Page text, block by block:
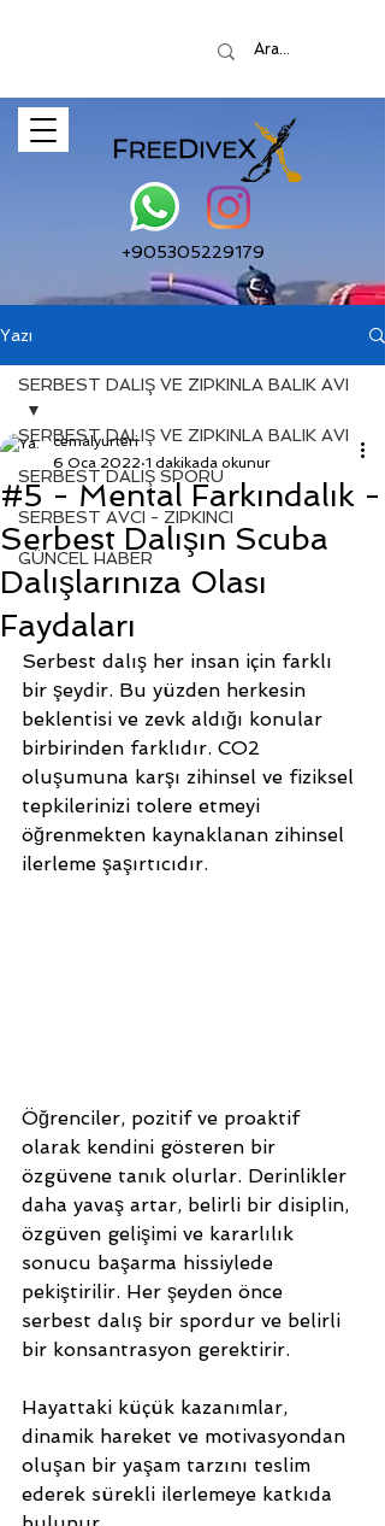
+905305229179
Yazı
SERBEST DALIŞ VE ZIPKINLA BALIK AVI
SERBEST DALIŞ SPORU
SERBEST AVCI - ZIPKINCI
GÜNCEL HABER
SERBEST DALIŞ VE ZIPKINLA BALIK AVI
#5 - Mental Farkındalık -
Serbest Dalışın Scuba
Dalışlarınıza Olası
Faydaları
cemalyurteri
6 Oca 2022 1 dakikada okunur
Serbest dalış her insan için farklı
bir şeydir. Bu yüzden herkesin
beklentisi ve zevk aldığı konular
birbirinden farklıdır. CO2
oluşumuna karşı zihinsel ve fiziksel
tepkilerinizi tolere etmeyi
öğrenmekten kaynaklanan zihinsel
ilerleme şaşırtıcıdır.
Öğrenciler, pozitif ve proaktif
olarak kendini gösteren bir
özgüvene tanık olurlar. Derinlikler
daha yavaş artar, belirli bir disiplin,
özgüven gelişimi ve kararlılık
sonucu başarma hissiylede
pekiştirilir. Her şeyden önce
serbest dalış bir spordur ve belirli
bir konsantrasyon gerektirir.
Hayattaki küçük kazanımlar,
dinamik hareket ve motivasyondan
oluşan bir yaşam tarzını teslim
ederek sürekli ilerlemeye katkıda